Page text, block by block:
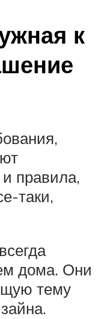
к
правила,
таки,
дома. Они
тему